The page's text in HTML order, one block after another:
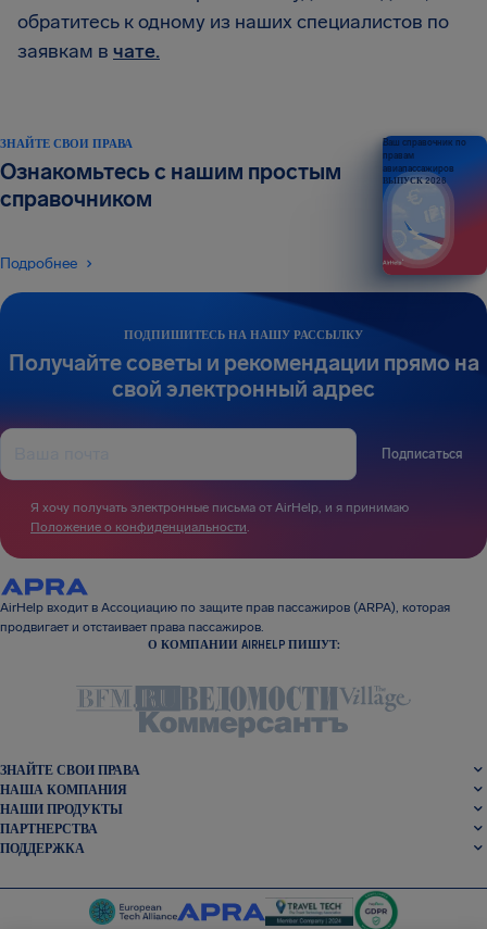
обратитесь к одному из наших специалистов по
заявкам в чате.
ПОДПИШИТЕСЬ НА НАШУ РАССЫЛКУ
Получайте советы и рекомендации прямо на
свой электронный адрес
Подписаться
Я хочу получать электронные письма от AirHelp, и я принимаю
Положение о конфиденциальности.
ЗНАЙТЕ СВОИ ПРАВА
Ознакомьтесь с нашим простым
справочником
Подробнее
Ваш справочник по
правам
авиапассажиров
ВЫПУСК 2026
AirHelp входит в Ассоциацию по защите прав пассажиров (ARPA), которая
продвигает и отстаивает права пассажиров.
О КОМПАНИИ AIRHELP ПИШУТ:
ЗНАЙТЕ СВОИ ПРАВА
НАША КОМПАНИЯ
НАШИ ПРОДУКТЫ
ПАРТНЕРСТВА
ПОДДЕРЖКА